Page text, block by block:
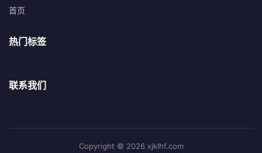
首页
热门标签
联系我们
Copyright © 2026 xjklhf.com